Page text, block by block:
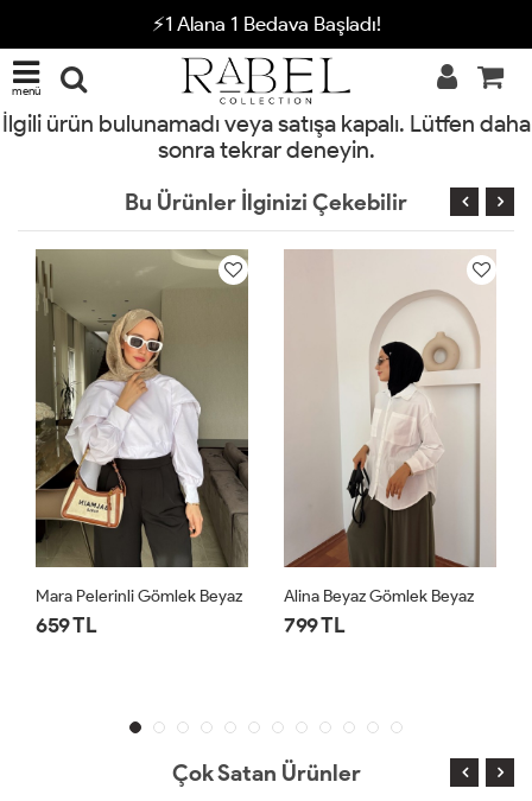
⚡1 Alana 1 Bedava Başladı!
menü
İlgili ürün bulunamadı veya satışa kapalı. Lütfen daha
sonra tekrar deneyin.
Bu Ürünler İlginizi Çekebilir
Alina Beyaz Gömlek Beyaz
799 TL
Düğmeli Siyah Gömlek Siyah
299 TL
Çok Satan Ürünler